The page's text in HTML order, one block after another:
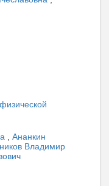
, Ананкин
Владимир